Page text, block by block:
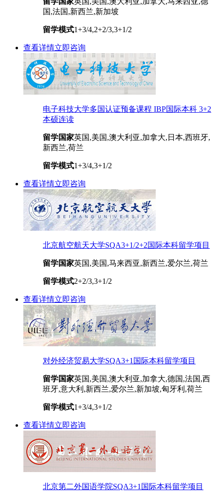
国,法国,新西兰,新加坡
留学模式1+3/4,2+2/3,3+1/2
查看详情立即咨询
电子科技大学多国认证预备课程 IBP国际本科 3+2
本硕连读
留学国家英国,美国,澳大利亚,加拿大,日本,西班牙,
新西兰,荷兰
留学模式1+3/4,3+1/2
查看详情立即咨询
北京航空航天大学SQA3+1/2+2国际本科留学项目
留学国家英国,美国,马来西亚,新西兰,爱尔兰,荷兰
留学模式2+2/3,3+1/2
查看详情立即咨询
对外经济贸易大学SQA3+1国际本科留学项目
留学国家英国,美国,澳大利亚,加拿大,德国,法国,西
班牙,意大利,新西兰,爱尔兰,新加坡,匈牙利,荷兰
留学模式1+3/4,3+1/2
查看详情立即咨询
北京第二外国语学院SQA3+1国际本科留学项目